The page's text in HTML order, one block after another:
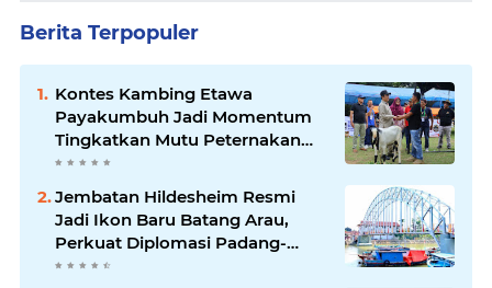
Berita Terpopuler
Kontes Kambing Etawa
Payakumbuh Jadi Momentum
Tingkatkan Mutu Peternakan
Lokal
Jembatan Hildesheim Resmi
Jadi Ikon Baru Batang Arau,
Perkuat Diplomasi Padang-
Jerman